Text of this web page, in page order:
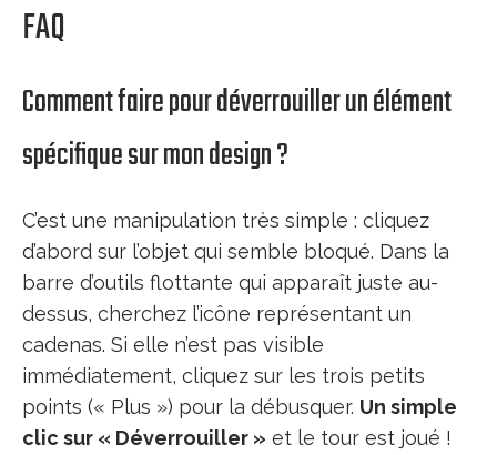
FAQ
Comment faire pour déverrouiller un élément
spécifique sur mon design ?
C’est une manipulation très simple : cliquez
d’abord sur l’objet qui semble bloqué. Dans la
barre d’outils flottante qui apparaît juste au-
dessus, cherchez l’icône représentant un
cadenas. Si elle n’est pas visible
immédiatement, cliquez sur les trois petits
points (« Plus ») pour la débusquer. Un simple
clic sur « Déverrouiller » et le tour est joué !